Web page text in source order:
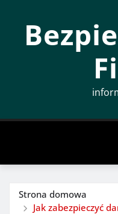
Strona domowa
Jak zabezpieczyć